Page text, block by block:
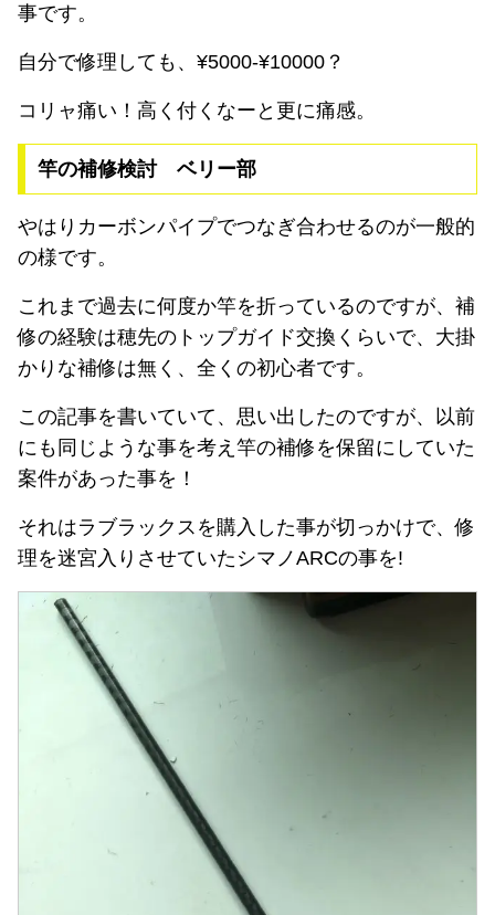
事です。
自分で修理しても、¥5000-¥10000？
コリャ痛い！高く付くなーと更に痛感。
竿の補修検討 ベリー部
やはりカーボンパイプでつなぎ合わせるのが一般的
の様です。
これまで過去に何度か竿を折っているのですが、補
修の経験は穂先のトップガイド交換くらいで、大掛
かりな補修は無く、全くの初心者です。
この記事を書いていて、思い出したのですが、以前
にも同じような事を考え竿の補修を保留にしていた
案件があった事を！
それはラブラックスを購入した事が切っかけで、修
理を迷宮入りさせていたシマノARCの事を!